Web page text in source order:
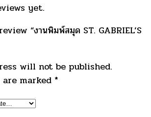
yet.
“งานพิมพ์สมุด ST. GABRIEL’S
will not be published.
marked *